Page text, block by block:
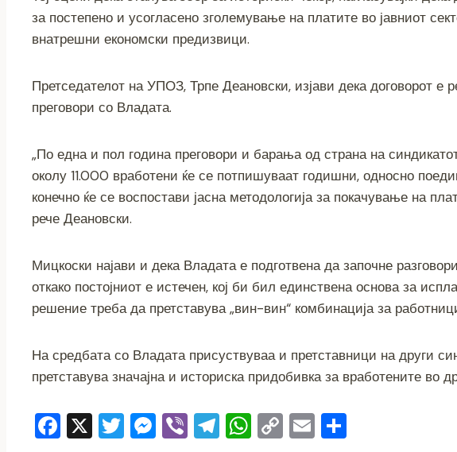
за постепено и усогласено зголемување на платите во јавниот
внатрешни економски предизвици.
Претседателот на УПОЗ, Трпе Деановски, изјави дека договорот е
преговори со Владата.
„По една и пол година преговори и барања од страна на
околу 11.000 вработени ќе се потпишуваат годишни, односно
конечно ќе се воспостави јасна методологија за покачување на
рече Деановски.
Мицкоски најави и дека Владата е подготвена да започне
откако постојниот е истечен, кој би бил единствена основа за
решение треба да претставува „вин-вин“ комбинација за
На средбата со Владата присуствуваа и претставници на други
претставува значајна и историска придобивка за вработените во
F X T M Vi T W C E